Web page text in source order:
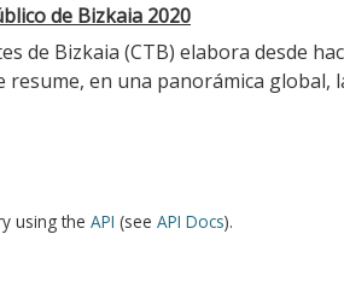
de Bizkaia 2020
de Bizkaia (CTB) elabora desde
resume, en una panorámica global,
using the API (see API Docs).